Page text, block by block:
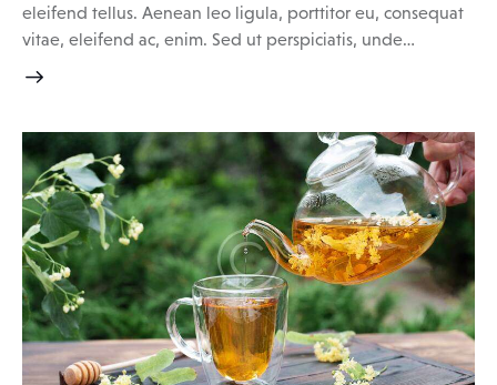
eleifend tellus. Aenean leo ligula, porttitor eu, consequat
vitae, eleifend ac, enim. Sed ut perspiciatis, unde…